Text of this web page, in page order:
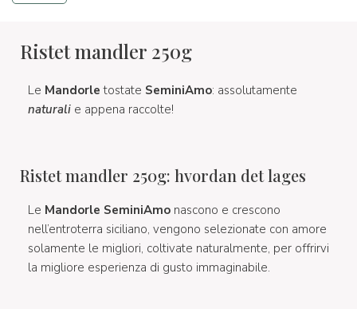
Ristet mandler 250g
Le Mandorletostate SeminiAmo: assolutamente
naturali e appena raccolte!
Ristet mandler 250g: hvordan det lages
Le Mandorle SeminiAmo nascono e crescono
nell’entroterra siciliano, vengono selezionate con amore
solamente le migliori, coltivate naturalmente, per offrirvi
la migliore esperienza di gusto immaginabile.